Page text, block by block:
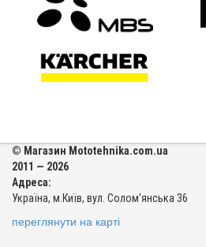
© Магазин Mototehnika.com.ua
2011 — 2026
Адреса:
Україна, м.Київ, вул. Солом'янська 36
переглянути на карті